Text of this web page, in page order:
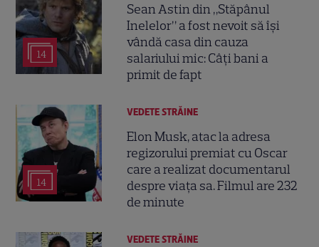
14
Sean Astin din „Stăpânul
Inelelor” a fost nevoit să își
vândă casa din cauza
salariului mic: Câți bani a
primit de fapt
14
VEDETE STRĂINE
Elon Musk, atac la adresa
regizorului premiat cu Oscar
care a realizat documentarul
despre viața sa. Filmul are 232
de minute
VEDETE STRĂINE